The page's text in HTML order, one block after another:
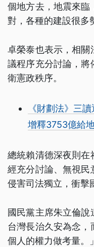
個地方去，地震來臨
對，各種的建設很多
卓榮泰也表示，相關
議程序充分討論，將
衛憲政秩序。
《財劃法》三
增釋3753億給
總統賴清德深夜則在
經充分討論、無視民
侵害司法獨立，衝擊
國民黨主席朱立倫說
台灣長治久安為念
個人的權力做考量。」